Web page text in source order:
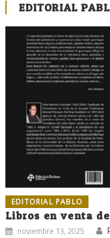
EDITORIAL
EDITORIAL PABLO
Libros en venta
noviembre 13, 2025